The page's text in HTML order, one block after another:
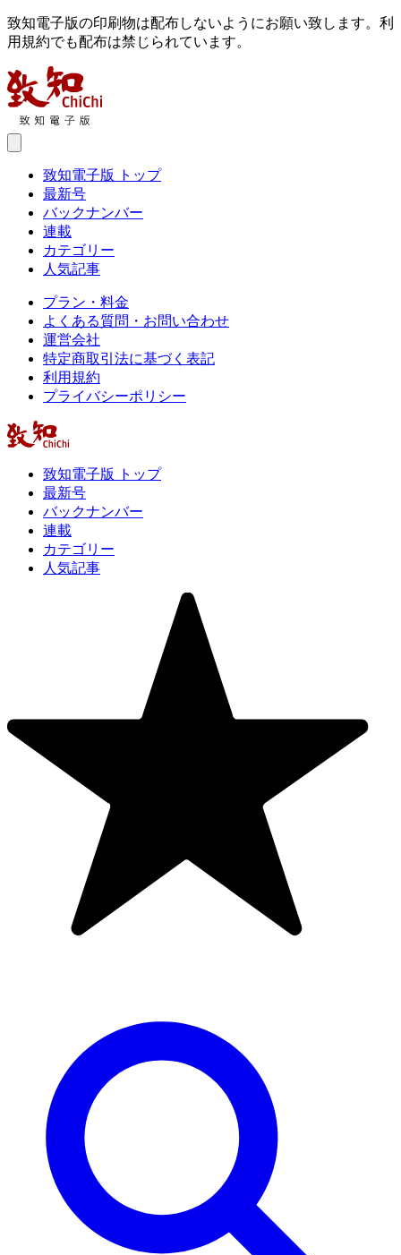
致知電子版の印刷物は配布しないようにお願い致します。利
用規約でも配布は禁じられています。
致知電子版 トップ
最新号
バックナンバー
連載
カテゴリー
人気記事
プラン・料金
よくある質問・お問い合わせ
運営会社
特定商取引法に基づく表記
利用規約
プライバシーポリシー
致知電子版 トップ
最新号
バックナンバー
連載
カテゴリー
人気記事